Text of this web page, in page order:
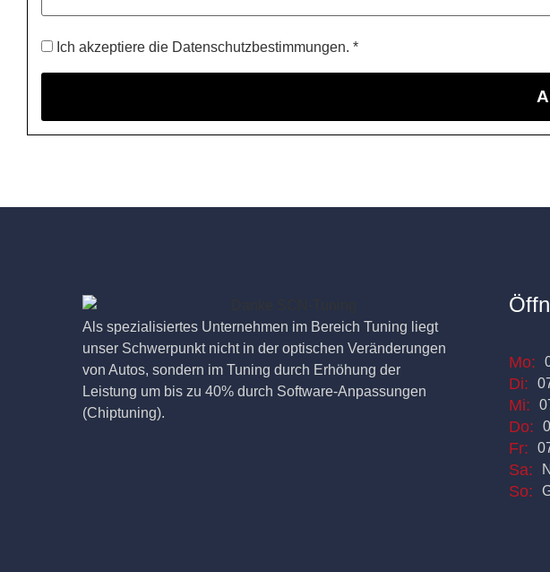
Ich akzeptiere die Datenschutzbestimmungen. *
Als spezialisiertes Unternehmen im Bereich Tuning liegt
unser Schwerpunkt nicht in der optischen Veränderungen
von Autos, sondern im Tuning durch Erhöhung der
Leistung um bis zu 40% durch Software-Anpassungen
(Chiptuning).
Mo:
Di:
Mi:
Do:
Fr:
Sa:
So: